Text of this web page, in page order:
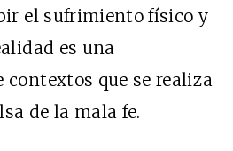
el sufrimiento físico y
es una
que se realiza
de la mala fe.